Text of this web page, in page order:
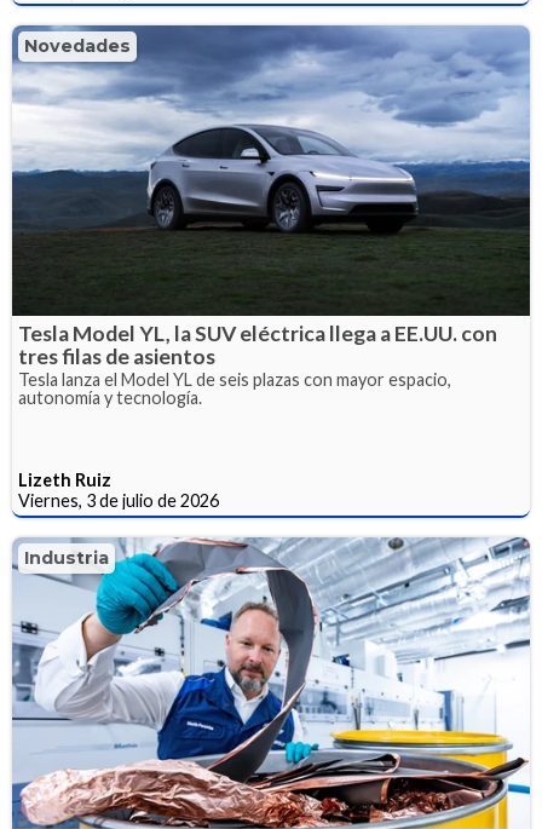
Novedades
Tesla Model YL, la SUV eléctrica llega a EE.UU. con
tres filas de asientos
Tesla lanza el Model YL de seis plazas con mayor espacio,
autonomía y tecnología.
Lizeth Ruiz
Viernes, 3 de julio de 2026
Industria